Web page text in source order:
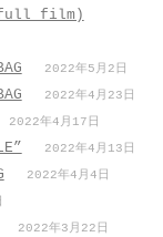
(full film)
2022年5月2日
2022年4月23日
2022年4月17日
2022年4月13日
2022年4月4日
2022年3月22日